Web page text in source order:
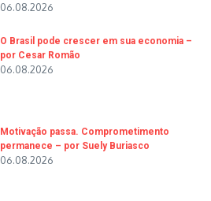
06.08.2026
O Brasil pode crescer em sua economia –
por Cesar Romão
06.08.2026
Motivação passa. Comprometimento
permanece – por Suely Buriasco
06.08.2026